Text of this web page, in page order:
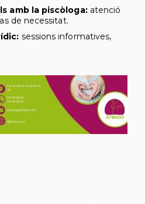
amb la piscòloga:atenció
de necessitat.
sessions informatives,